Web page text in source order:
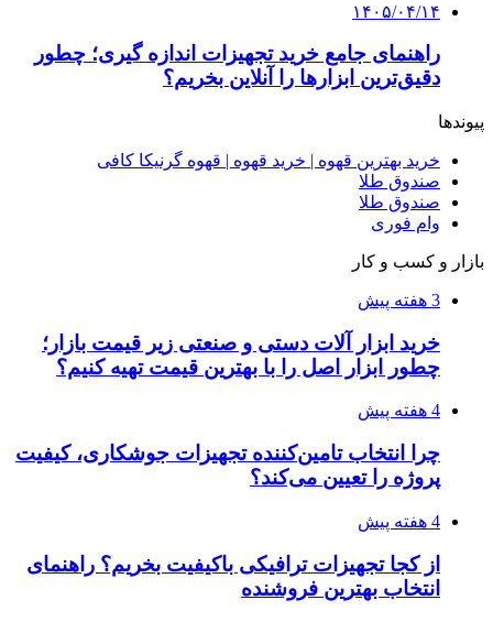
۱۴۰۵/۰۴/۱۴
راهنمای جامع خرید تجهیزات اندازه گیری؛ چطور
دقیق‌ترین ابزارها را آنلاین بخریم؟
پیوندها
خرید بهترین قهوه | خرید قهوه | قهوه گرنیکا کافی
صندوق طلا
صندوق طلا
وام فوری
بازار و کسب و کار
3 هفته پیش
خرید ابزار آلات دستی و صنعتی زیر قیمت بازار؛
چطور ابزار اصل را با بهترین قیمت تهیه کنیم؟
4 هفته پیش
چرا انتخاب تامین‌کننده تجهیزات جوشکاری، کیفیت
پروژه را تعیین می‌کند؟
4 هفته پیش
از کجا تجهیزات ترافیکی باکیفیت بخریم؟ راهنمای
انتخاب بهترین فروشنده